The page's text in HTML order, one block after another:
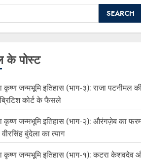
SEARCH
के पोस्ट
कृष्ण जन्मभूमि इतिहास (भाग-३): राजा पटनीमल
कोर्ट के फैसले
कृष्ण जन्मभूमि इतिहास (भाग-२): औरंगज़ेब का
वीरसिंह बुंदेला का त्याग
कृष्ण जन्मभूमि इतिहास (भाग-१): कटरा केशवदेव